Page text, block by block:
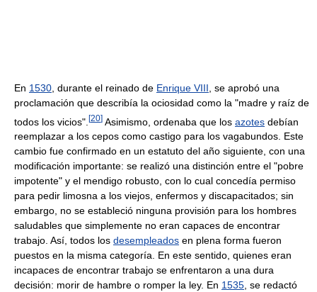
En 1530 , durante el reinado de Enrique VIII , se aprobó una
proclamación que describía la ociosidad como la "madre y raíz de
todos los vicios". [20] Asimismo, ordenaba que los azotes debían
reemplazar a los cepos como castigo para los vagabundos. Este
cambio fue confirmado en un estatuto del año siguiente, con una
modificación importante: se realizó una distinción entre el "pobre
impotente" y el mendigo robusto, con lo cual concedía permiso
para pedir limosna a los viejos, enfermos y discapacitados; sin
embargo, no se estableció ninguna provisión para los hombres
saludables que simplemente no eran capaces de encontrar
trabajo. Así, todos los desempleados en plena forma fueron
puestos en la misma categoría. En este sentido, quienes eran
incapaces de encontrar trabajo se enfrentaron a una dura
decisión: morir de hambre o romper la ley. En 1535, se redactó